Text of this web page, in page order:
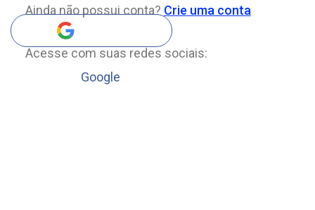
Ainda não possui conta? Crie uma conta
Acesse com suas redes sociais:
Google